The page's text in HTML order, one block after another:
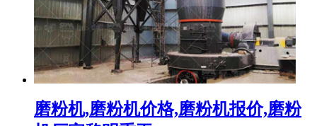
磨粉机,磨粉机价格,磨粉机报价,磨粉